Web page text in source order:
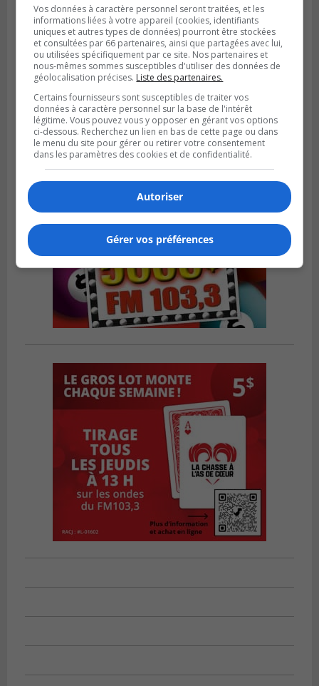
SAINT-LAMBERT
Publié le 4 août 2026 à 12h00
Une conseillère de Saint-Lambert craint le
développement de MET
Vos données à caractère personnel seront traitées, et les
informations liées à votre appareil (cookies, identifiants
uniques et autres types de données) pourront être stockées
et consultées par 66 partenaires, ainsi que partagées avec lui,
ou utilisées spécifiquement par ce site. Nos partenaires et
nous-mêmes sommes susceptibles d'utiliser des données de
géolocalisation précises. Liste des partenaires.
Certains fournisseurs sont susceptibles de traiter vos
données à caractère personnel sur la base de l'intérêt
légitime. Vous pouvez vous y opposer en gérant vos options
ci-dessous. Recherchez un lien en bas de cette page ou dans
le menu du site pour gérer ou retirer votre consentement
dans les paramètres des cookies et de confidentialité.
Autoriser
Gérer vos préférences